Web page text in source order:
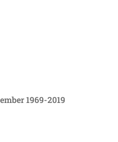
1969-2019